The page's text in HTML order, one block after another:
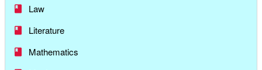
Law
Literature
Mathematics